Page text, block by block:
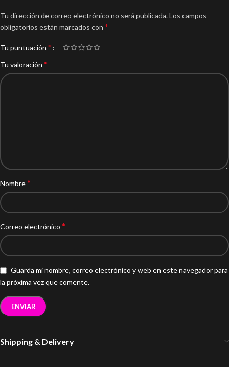
Tu dirección de correo electrónico no será publicada.Los campos
obligatorios están marcados con *
Tu puntuación *
Tu valoración *
Nombre*
Correo electrónico *
Guarda mi nombre, correo electrónico y web en este navegador para
la próxima vez que comente.
Shipping & Delivery